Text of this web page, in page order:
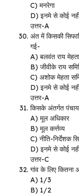
C) मनरेगा
D) इनमे से कोई
उत्तर-A
अंत में किसकी
गई-
A) बलवंत राय
B) जीवीके राय
C) अशोक मेहता
D) इनमे से कोई
उत्तर-A
किसके अंतर्गत
A) मूल अधिकार
B) मूल कर्त्तव्य
C) नीति-निर्देशक
D) इनमे से कोई
उत्तर-C
गांव के लिए कितना
A) 1/3
B) 1/2